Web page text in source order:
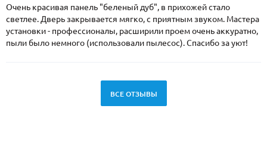
Очень красивая панель "беленый дуб", в прихожей стало
светлее. Дверь закрывается мягко, с приятным звуком. Мастера
установки - профессионалы, расширили проем очень аккуратно,
пыли было немного (использовали пылесос). Спасибо за уют!
ВСЕ ОТЗЫВЫ